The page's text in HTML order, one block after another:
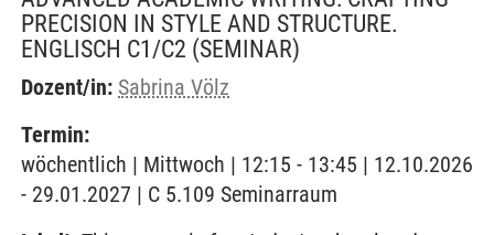
PRECISION IN STYLE AND STRUCTURE.
ENGLISCH C1/C2 (SEMINAR)
Dozent/in: Sabrina Völz
Termin:
wöchentlich | Mittwoch | 12:15 - 13:45 | 12.10.2026
- 29.01.2027 | C 5.109 Seminarraum